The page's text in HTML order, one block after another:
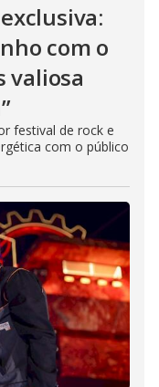
com o
valiosa
festival de rock e
com o público